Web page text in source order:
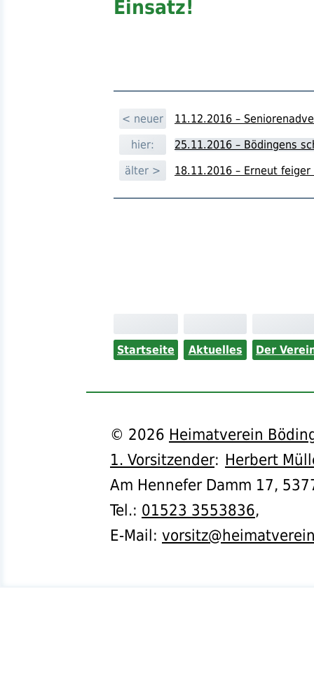
Einsatz!
< neuer
11.12.2016 –
hier:
25.11.2016 – Bödingens
älter >
18.11.2016 – Erneut
Startseite Aktuelles Der
© 2026 Heimatverein
1. Vorsitzender: Herbert
Am Hennefer Damm 17,
Tel.: 01523 3553836,
E-Mail: